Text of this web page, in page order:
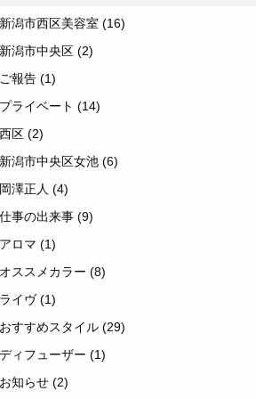
新潟市西区美容室 (16)
新潟市中央区 (2)
ご報告 (1)
プライベート (14)
西区 (2)
新潟市中央区女池 (6)
岡澤正人 (4)
仕事の出来事 (9)
アロマ (1)
オススメカラー (8)
ライヴ(1)
おすすめスタイル (29)
ディフューザー (1)
お知らせ (2)